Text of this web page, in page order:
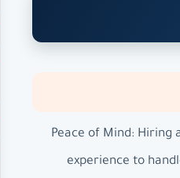
– Peace of Mind:
experience to